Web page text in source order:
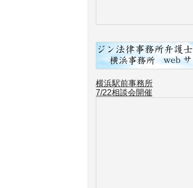
横浜駅前事務所
7/22相談会開催